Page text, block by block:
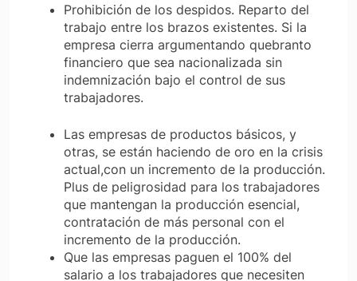
Prohibición de los despidos. Reparto del
trabajo entre los brazos existentes. Si la
empresa cierra argumentando quebranto
financiero que sea nacionalizada sin
indemnización bajo el control de sus
trabajadores.
Las empresas de productos básicos, y
otras, se están haciendo de oro en la crisis
actual,con un incremento de la producción.
Plus de peligrosidad para los trabajadores
que mantengan la producción esencial,
contratación de más personal con el
incremento de la producción.
Que las empresas paguen el 100% del
salario a los trabajadores que necesiten